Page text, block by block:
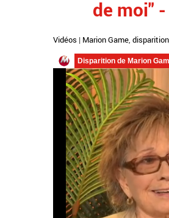
de moi"
Vidéos | Marion Game, disparition